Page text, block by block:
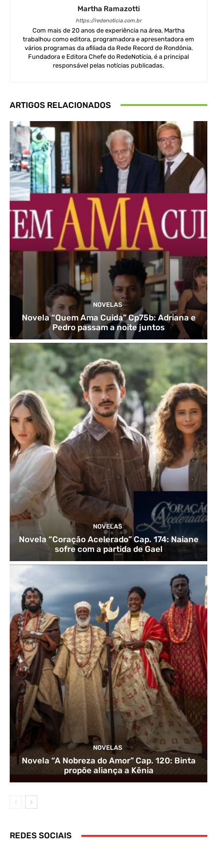
Martha Ramazotti
https://redenoticia.com.br
Com mais de 20 anos de experiência na área, Martha
trabalhou como editora, programadora e apresentadora em
vários programas da afiliada da Rede Record de Rondônia.
Fundadora e Editora Chefe do RedeNotícia, é a principal
responsável pelas notícias publicadas.
ARTIGOS RELACIONADOS
NOVELAS
Novela “Quem Ama Cuida” Cp75b: Adriana e
Pedro passam a noite juntos
NOVELAS
Novela “Coração Acelerado” Cap. 174: Naiane
sofre com a partida de Gael
NOVELAS
Novela “A Nobreza do Amor” Cap. 120: Binta
propõe aliança a Kênia
REDES SOCIAIS